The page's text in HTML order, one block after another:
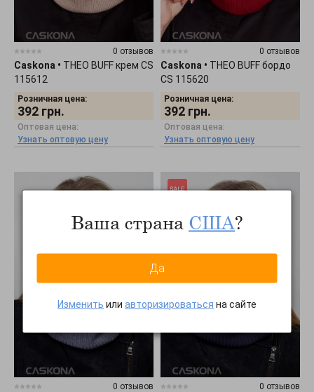
0 отзывов
Caskona • THEO BUFF крем CS
115612
Розничная цена:
392 грн.
Оптовая цена:
Узнать оптовую цену
0 отзывов
Caskona • THEO BUFF бордо
CS 115620
Розничная цена:
392 грн.
Оптовая цена:
Узнать оптовую цену
0 отзывов 0 отзывов
Ваша страна США?
Да
Изменить или авторизироваться на сайте